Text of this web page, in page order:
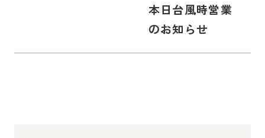
本日台風時営業
のお知らせ